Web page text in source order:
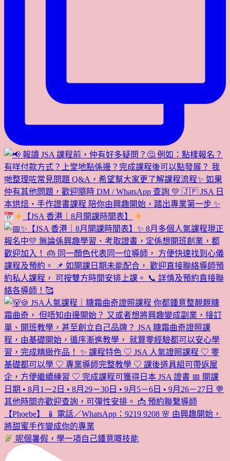
【JSA 香港｜8月開課時間表】
呢個暑假，學一項自己鍾意嘅技能